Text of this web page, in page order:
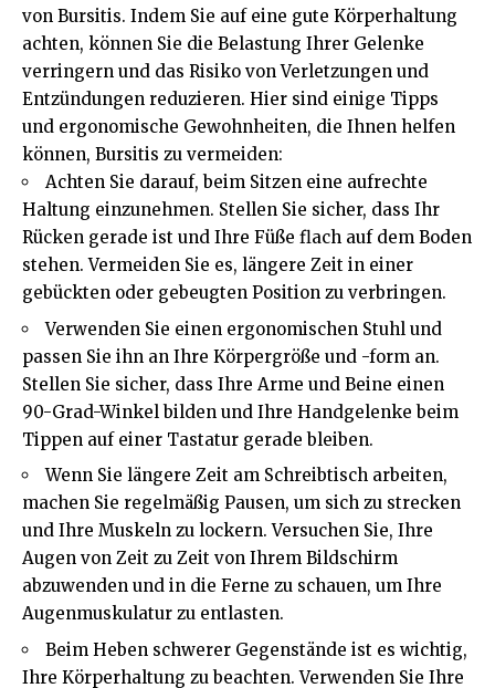
von Bursitis. Indem Sie auf eine gute Körperhaltung
achten, können Sie die Belastung Ihrer Gelenke
verringern und das Risiko von Verletzungen und
Entzündungen reduzieren. Hier sind einige Tipps
und ergonomische Gewohnheiten, die Ihnen helfen
können, Bursitis zu vermeiden:
Achten Sie darauf, beim Sitzen eine aufrechte
Haltung einzunehmen. Stellen Sie sicher, dass Ihr
Rücken gerade ist und Ihre Füße flach auf dem Boden
stehen. Vermeiden Sie es, längere Zeit in einer
gebückten oder gebeugten Position zu verbringen.
Verwenden Sie einen ergonomischen Stuhl und
passen Sie ihn an Ihre Körpergröße und -form an.
Stellen Sie sicher, dass Ihre Arme und Beine einen
90-Grad-Winkel bilden und Ihre Handgelenke beim
Tippen auf einer Tastatur gerade bleiben.
Wenn Sie längere Zeit am Schreibtisch arbeiten,
machen Sie regelmäßig Pausen, um sich zu strecken
und Ihre Muskeln zu lockern. Versuchen Sie, Ihre
Augen von Zeit zu Zeit von Ihrem Bildschirm
abzuwenden und in die Ferne zu schauen, um Ihre
Augenmuskulatur zu entlasten.
Beim Heben schwerer Gegenstände ist es wichtig,
Ihre Körperhaltung zu beachten. Verwenden Sie Ihre